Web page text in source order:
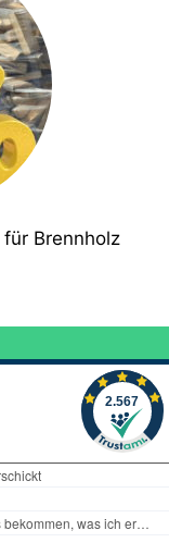
Brennholz